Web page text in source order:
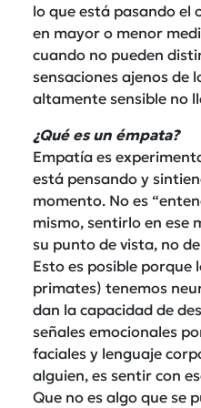
lo que está pasando el
en mayor o menor
cuando no pueden
sensaciones ajenos de
altamente sensible no
¿Qué es un émpata?
Empatía es
está pensando y
momento. No es
mismo, sentirlo en ese
su punto de vista, no
Esto es posible porque
primates) tenemos
dan la capacidad de
señales emocionales
faciales y lenguaje
alguien, es sentir con
Que no es algo que se